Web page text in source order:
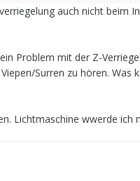
auch nicht beim
Problem mit der Z-
Surren zu hören. Was
Lichtmaschine wwerde ich